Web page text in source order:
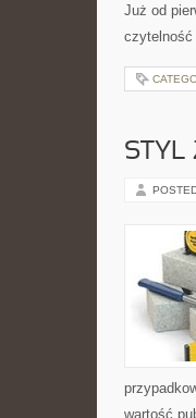
Już od
czytelność
STYL
wartość